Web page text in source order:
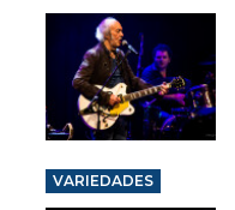
VARIEDADES